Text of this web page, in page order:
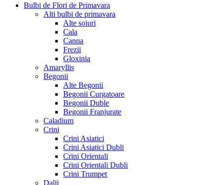
Bulbi de Flori de Primavara
Alti bulbi de primavara
Alte soiuri
Cala
Canna
Frezii
Gloxinia
Amaryllis
Begonii
Alte Begonii
Begonii Curgatoare
Begonii Duble
Begonii Franjurate
Caladium
Crini
Crini Asiatici
Crini Asiatici Dubli
Crini Orientali
Crini Orientali Dubli
Crini Trumpet
Dalii